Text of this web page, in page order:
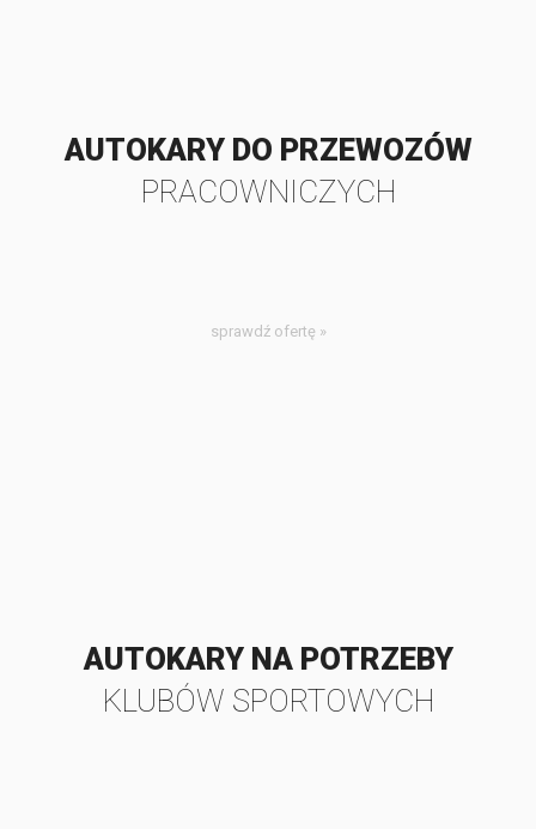
AUTOKARY DO PRZEWOZÓW
PRACOWNICZYCH
sprawdź ofertę »
AUTOKARY NA POTRZEBY
KLUBÓW SPORTOWYCH